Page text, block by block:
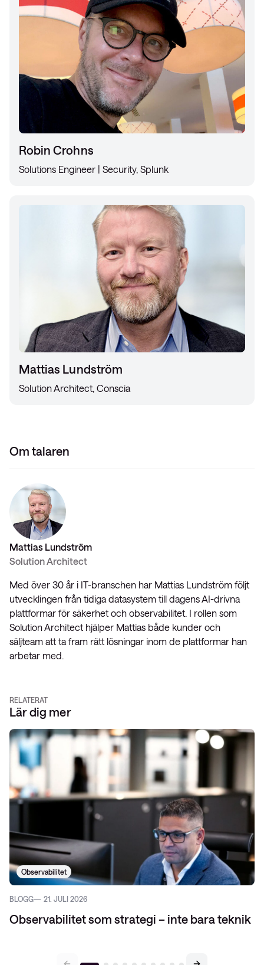
Robin Crohns
Solutions Engineer | Security, Splunk
Mattias Lundström
Solution Architect, Conscia
Om talaren
Mattias Lundström
Solution Architect
Med över 30 år i IT-branschen har Mattias Lundström följt
utvecklingen från tidiga datasystem till dagens AI-drivna
plattformar för säkerhet och observabilitet. I rollen som
Solution Architect hjälper Mattias både kunder och
säljteam att ta fram rätt lösningar inom de plattformar han
arbetar med.
RELATERAT
Lär dig mer
Observabilitet
BLOGG 21. JULI 2026
Observabilitet som strategi – inte bara teknik